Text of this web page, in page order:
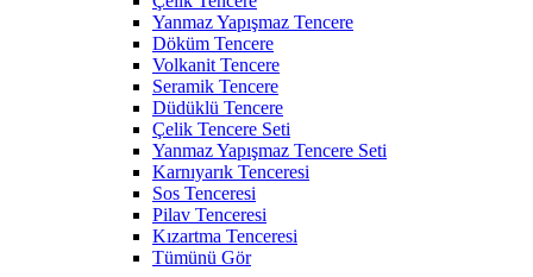
Yanmaz Yapışmaz Tencere
Döküm Tencere
Volkanit Tencere
Seramik Tencere
Düdüklü Tencere
Çelik Tencere Seti
Yanmaz Yapışmaz Tencere Seti
Karnıyarık Tenceresi
Sos Tenceresi
Pilav Tenceresi
Kızartma Tenceresi
Tümünü Gör